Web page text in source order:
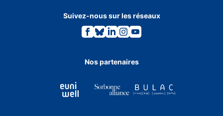
Suivez-nous sur les réseaux
Lien
vers
Facebook.
Lien
vers
Bluesky.
Lien
vers
Linkedin.
Lien
vers
Instagram.
Lien
vers
Youtube.
Nos partenaires